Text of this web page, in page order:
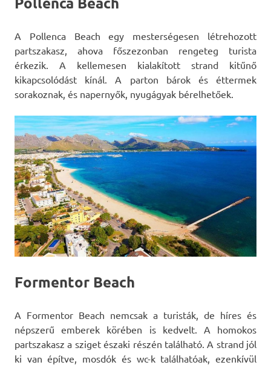
A Pollenca Beach egy mesterségesen létrehozott
partszakasz, ahova főszezonban rengeteg turista
érkezik. A kellemesen kialakított strand kitűnő
kikapcsolódást kínál. A parton bárok és éttermek
sorakoznak, és napernyők, nyugágyak bérelhetőek.
Formentor Beach
A Formentor Beach nemcsak a turisták, de híres és
népszerű emberek körében is kedvelt. A homokos
partszakasz a sziget északi részén található. A strand jól
ki van építve, mosdók és wc-k találhatóak, ezenkívül